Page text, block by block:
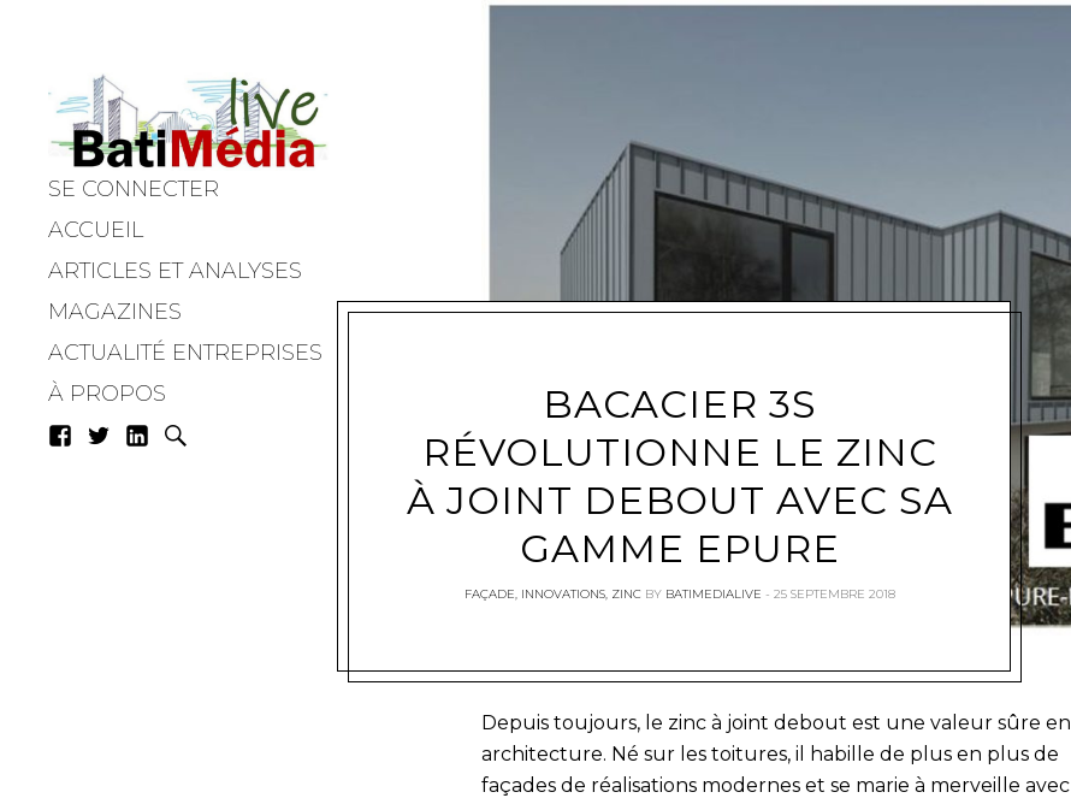
Batimedialive
SE CONNECTER
ACCUEIL
ARTICLES ET ANALYSES
MAGAZINES
ACTUALITÉ ENTREPRISES
À PROPOS
BACACIER 3S
RÉVOLUTIONNE LE ZINC
À JOINT DEBOUT AVEC SA
GAMME EPURE
FAÇADE, INNOVATIONS, ZINC BY BATIMEDIALIVE 25 SEPTEMBRE 2018
Depuis toujours, le zinc à joint debout est une valeur sûre en
architecture. Né sur les toitures, il habille de plus en plus de
façades de réalisations modernes et se marie à merveille avec